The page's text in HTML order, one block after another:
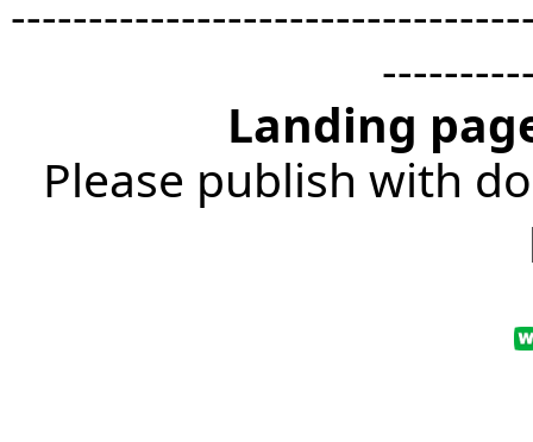
Landing
Please publish with